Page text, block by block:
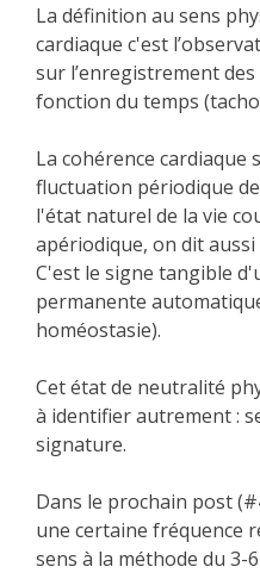
La définition au sens
cardiaque c'est
sur l’enregistrement
fonction du temps
La cohérence cardiaque
fluctuation périodique
l'état naturel de la vie
apériodique, on dit
C'est le signe tangible
permanente
homéostasie).
Cet état de neutralité
à identifier autrement :
signature.
Dans le prochain post
une certaine fréquence
sens à la méthode du 3-